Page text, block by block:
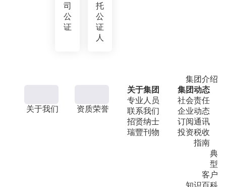
司
公
证
托
公
证
人
集团介绍
关于我们 资质荣誉
关于集团
专业人员
联系我们
招贤纳士
瑞豐刊物
集团动态
社会责任
企业动态
订阅通讯
投资税收
指南
典
型
客户
知识百科